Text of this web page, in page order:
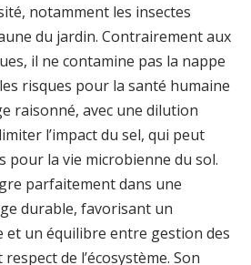
notamment les insectes
du jardin. Contrairement aux
il ne contamine pas la nappe
risques pour la santé humaine
raisonné, avec une dilution
l’impact du sel, qui peut
pour la vie microbienne du sol.
parfaitement dans une
durable, favorisant un
et un équilibre entre gestion des
de l’écosystème. Son